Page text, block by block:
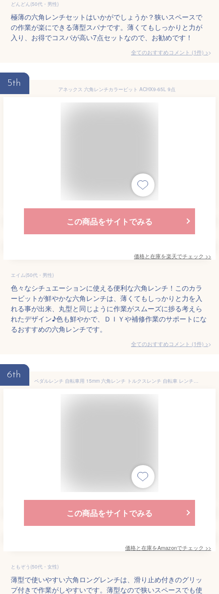
どんどん(50代・男性)
極薄の六角レンチセットはいかがでしょうか？狭いスペースで
の作業が楽にできる薄型スパナです。薄くてもしっかりと力が
入り、お得でコスパが高い7点セットなので、お勧めです！
全てのおすすめコメント (1件) >
5th
アネックス 六角レンチカラービット ACHX9-65L 9点
この商品をサイトでみる
価格と在庫を楽天でチェック >>
エイム(50代・男性)
色々なシチュエーションに使える便利な六角レンチ！このカラ
ービットが鮮やかな六角レンチは、薄くてもしっかりと力を入
れる事が出来、丸型と同じように作業がスムーズに捗る考えら
れたデザイン♪色も鮮やかで、ＤＩＹや補修作業のサポートにな
るおすすめの六角レンチです。
全てのおすすめコメント (1件) >
6th
ペダルレンチ 自転車用 15mm 六角レンチ トルクスレンチ 自転車 レンチ ロードバイク ママチャリ 多機能レンチ 薄型レンチ ロングレンチ
この商品をサイトでみる
価格と在庫をAmazonでチェック >>
ともぞう(50代・女性)
薄型で使いやすい六角ロングレンチは、滑り止め付きのグリッ
プ付きで作業がしやすいです。薄型なので狭いスペースでも使